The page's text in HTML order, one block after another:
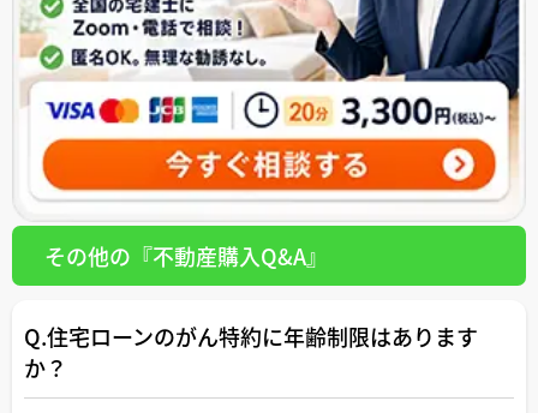
その他の『不動産購入Q&A』
Q.住宅ローンのがん特約に年齢制限はあります
か？